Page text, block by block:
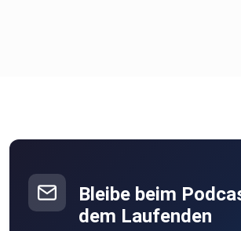
Bleibe beim
dem Laufenden